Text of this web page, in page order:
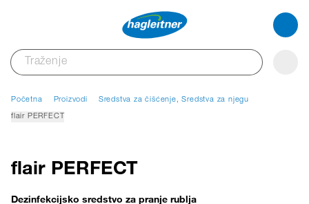
Početna Proizvodi Sredstva za čišćenje, Sredstva za njegu
flair PERFECT
flair PERFECT
Dezinfekcijsko sredstvo za pranje rublja